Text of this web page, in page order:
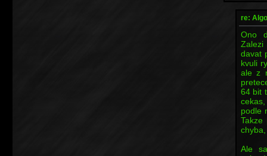
re:
Ono
Zalezi
davat
kvuli
ale z
64 bit
podle
Ale